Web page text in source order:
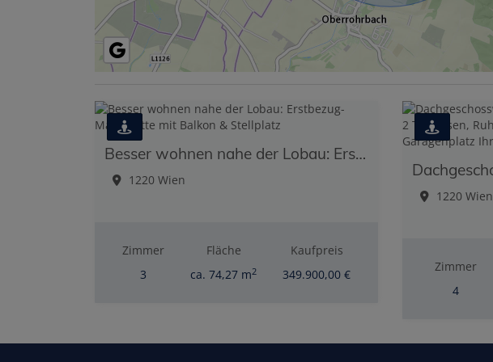
Besser wohnen nahe der Lobau: Erstbezug-Maisonette mit Balkon & Stellplatz
1220 Wien
Zimmer
3
Fläche
ca. 74,27 m2
Kaufpreis
349.900,00 €
1220 Wien
Zimmer
4